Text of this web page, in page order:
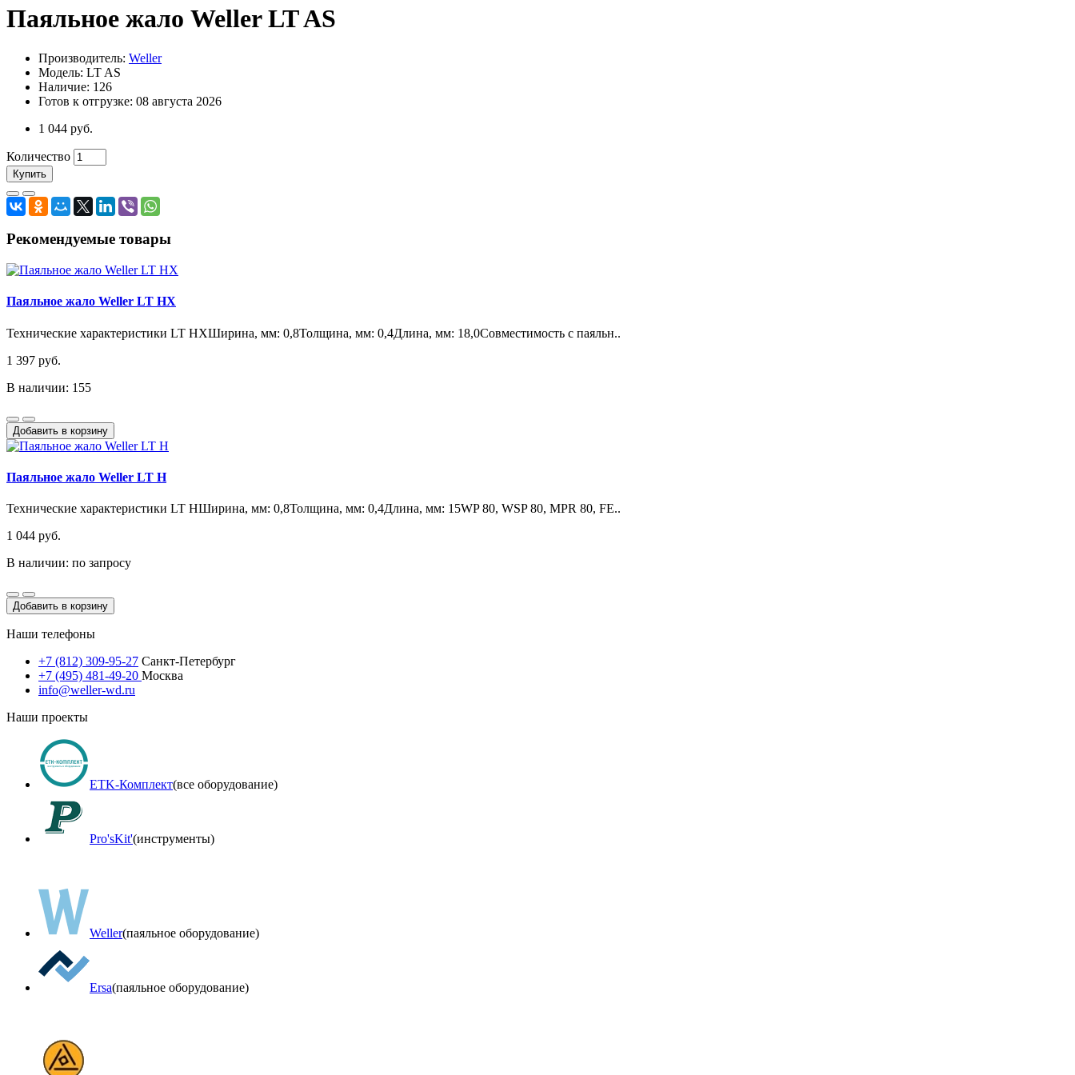
Паяльное жало Weller LT AS
Производитель: Weller
Модель: LT AS
Наличие: 126
Готов к отгрузке: 08 августа 2026
1 044 руб.
Количество
Купить
Рекомендуемые товары
Паяльное жало Weller LT HX
Технические характеристики LT HXШирина, мм: 0,8Толщина, мм: 0,4Длина, мм: 18,0Совместимость с паяльн..
1 397 руб.
В наличии: 155
Добавить в корзину
Паяльное жало Weller LT H
Технические характеристики LT HШирина, мм: 0,8Толщина, мм: 0,4Длина, мм: 15WP 80, WSP 80, MPR 80, FE..
1 044 руб.
В наличии: по запросу
Добавить в корзину
Наши телефоны
+7 (812) 309-95-27 Санкт-Петербург
+7 (495) 481-49-20 Москва
info@weller-wd.ru
Наши проекты
ETK-Комплект(все оборудование)
Pro'sKit'(инструменты)
Weller(паяльное оборудование)
Ersa(паяльное оборудование)